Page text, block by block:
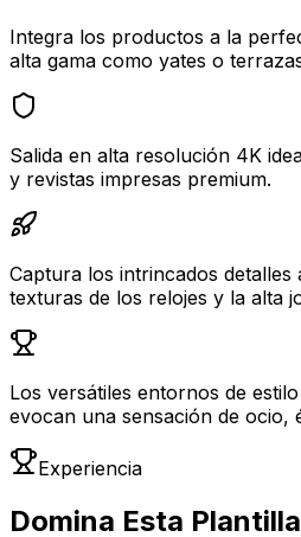
Integra los productos a la
alta gama como yates o
Salida en alta resolución 4K
y revistas impresas premium.
Captura los intrincados detalles
texturas de los relojes y la alta
Los versátiles entornos de
evocan una sensación de ocio,
Experiencia
Domina Esta Plantilla